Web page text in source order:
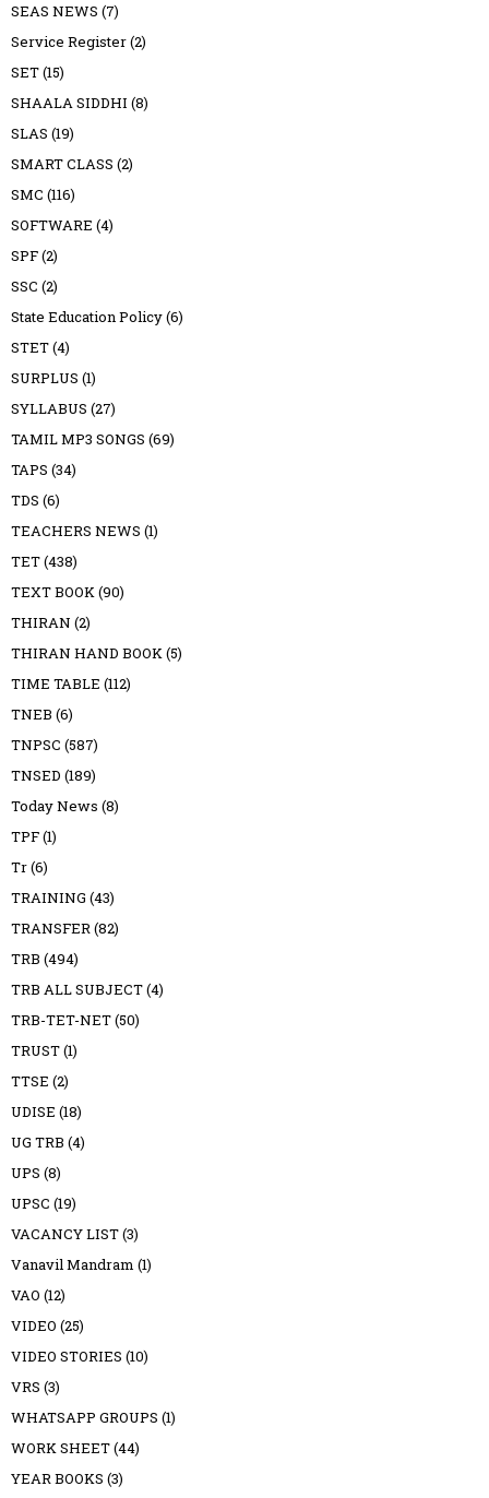
SEAS NEWS (7)
Service Register(2)
SET(15)
SHAALA SIDDHI (8)
SLAS (19)
SMART CLASS (2)
SMC (116)
SOFTWARE (4)
SPF(2)
SSC (2)
State Education Policy(6)
STET(4)
SURPLUS (1)
SYLLABUS (27)
TAMIL MP3 SONGS (69)
TAPS (34)
TDS (6)
TEACHERS NEWS (1)
TET(438)
TEXT BOOK(90)
THIRAN (2)
THIRAN HAND BOOK(5)
TIME TABLE (112)
TNEB (6)
TNPSC (587)
TNSED (189)
Today News (8)
TPF(1)
Tr(6)
TRAINING (43)
TRANSFER(82)
TRB (494)
TRB ALL SUBJECT(4)
TRB-TET-NET(50)
TRUST(1)
TTSE (2)
UDISE (18)
UG TRB (4)
UPS (8)
UPSC (19)
VACANCY LIST(3)
Vanavil Mandram (1)
VAO (12)
VIDEO (25)
VIDEO STORIES (10)
VRS (3)
WHATSAPP GROUPS (1)
WORK SHEET(44)
YEAR BOOKS (3)